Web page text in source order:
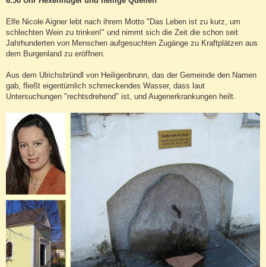
Elfe Nicole Aigner lebt nach ihrem Motto "Das Leben ist zu kurz, um
schlechten Wein zu trinken!" und nimmt sich die Zeit die schon seit
Jahrhunderten von Menschen aufgesuchten Zugänge zu Kraftplätzen aus
dem Burgenland zu eröffnen.
Aus dem Ulrichsbründl von Heiligenbrunn, das der Gemeinde den Namen
gab, fließt eigentümlich schmeckendes Wasser, dass laut
Untersuchungen "rechtsdrehend" ist, und Augenerkrankungen heilt.